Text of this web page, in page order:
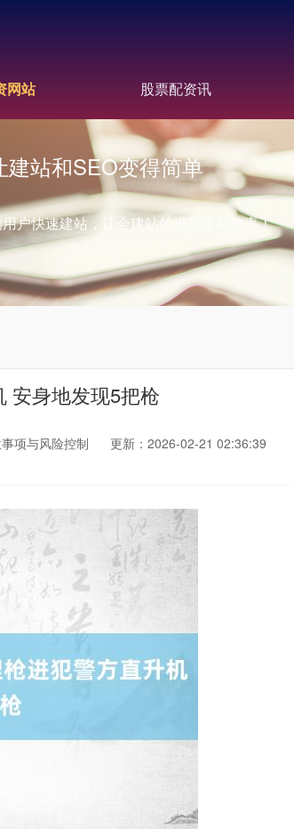
网站 股票配资讯
建站和SEO变得简单
户快速建站，让会建站的提高建站效率！
安身地发现5把枪
项与风险控制
更新：2026-02-21 02:36:39